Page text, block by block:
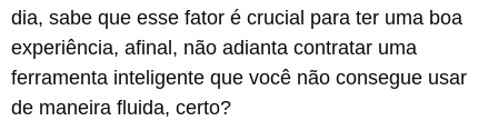
dia, sabe que esse fator é crucial para ter uma boa
experiência, afinal, não adianta contratar uma
ferramenta inteligente que você não consegue usar
de maneira fluida, certo?